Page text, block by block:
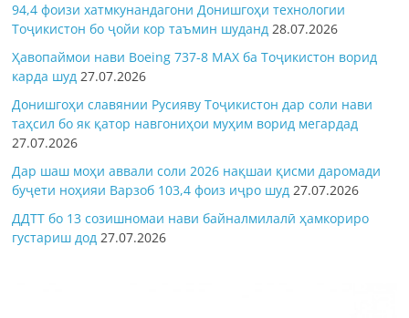
94,4 фоизи хатмкунандагони Донишгоҳи технологии
Тоҷикистон бо ҷойи кор таъмин шуданд 28.07.2026
Ҳавопаймои нави Boeing 737-8 MAX ба Тоҷикистон ворид
карда шуд 27.07.2026
Донишгоҳи славянии Русияву Тоҷикистон дар соли нави
таҳсил бо як қатор навгониҳои муҳим ворид мегардад
27.07.2026
Дар шаш моҳи аввали соли 2026 нақшаи қисми даромади
буҷети ноҳияи Варзоб 103,4 фоиз иҷро шуд 27.07.2026
ДДТТ бо 13 созишномаи нави байналмилалӣ ҳамкориро
густариш дод 27.07.2026